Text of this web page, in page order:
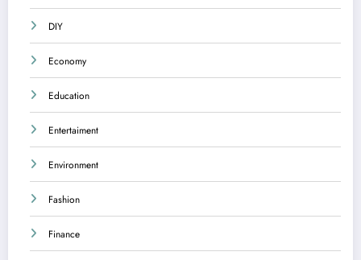
DIY
Economy
Education
Entertaiment
Environment
Fashion
Finance